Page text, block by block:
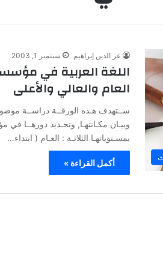
عز الدين إبراهيم سبتمبر 1, 2003
اللغة العربية في
العام والعالي والأعلى
ســتهدف هـذه الورقــة دراســة موضوع
وبيـان مكـانتهـا, وتحـديد دورهــا في
بمسـتوياتهـا الثلاثـة : العـام ( ابتداء…
أكمل القراءة »